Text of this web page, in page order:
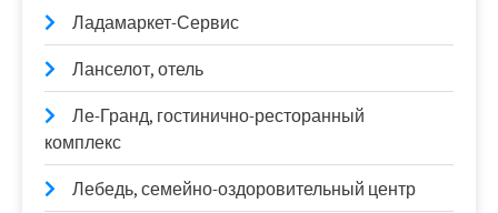
Ладамаркет-Сервис
Ланселот, отель
Ле-Гранд, гостинично-ресторанный
комплекс
Лебедь, семейно-оздоровительный центр